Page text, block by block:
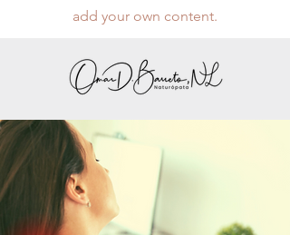
add your own content.